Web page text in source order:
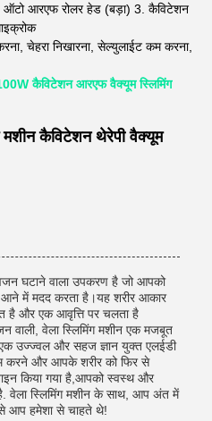
ऑटो आरएफ रोलर हेड (बड़ा) 3. कैविटेशन
चेहरा निखारना, सेल्युलाईट कम करना,
कैविटेशन आरएफ वैक्यूम स्लिमिंग
मशीन कैविटेशन थेरेपी वैक्यूम
वजन घटाने वाला उपकरण है जो आपको
में मदद करता है।यह शरीर आकार
है और एक आवृत्ति पर चलता है
वाली, वेला स्लिमिंग मशीन एक मजबूत
उज्ज्वल और सहज ज्ञान युक्त एलईडी
और आपके शरीर को फिर से
किया गया है,आपको स्वस्थ और
स्लिमिंग मशीन के साथ, आप अंत में
आप हमेशा से चाहते थे!